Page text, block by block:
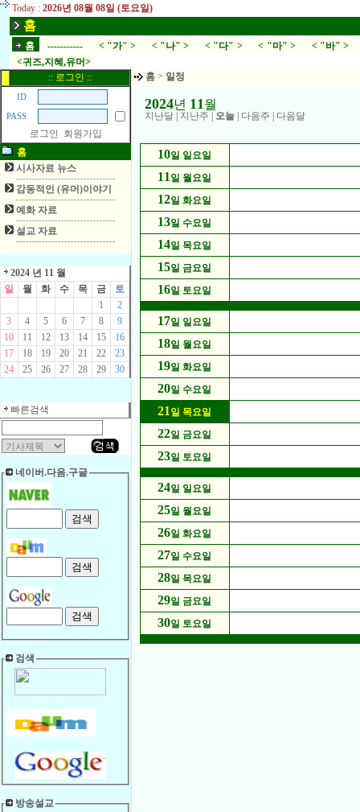
Today : 2026년 08월 08일 (토요일)
홈
홈 ----------- < "가" > < "나" > < "다" > < "마" > < "바" >
<귀즈,지혜,유머>
:: 로그인 ::
ID
PASS
로그인
회원가입
홈
시사자료 뉴스
감동적인 (유머)이야기
예화 자료
설교 자료
2024 년 11 월
일
월 화 수 목 금
토
1
2
3
4 5 6 7 8
9
10
11 12 13 14 15
16
17
18 19 20 21 22
23
24
25 26 27 28 29 30
빠른검색
네이버.다음.구글
검색
방송설교
홈 > 일정
2024년 11월
지난달 지난주 오늘 다음주 다음달
10일 일요일
11 일 월요일
12일 화요일
13일 수요일
14일 목요일
15일 금요일
16일 토요일
17일 일요일
18일 월요일
19일 화요일
20일 수요일
21 일 목요일
22일 금요일
23일 토요일
24일 일요일
25일 월요일
26일 화요일
27일 수요일
28일 목요일
29일 금요일
30일 토요일